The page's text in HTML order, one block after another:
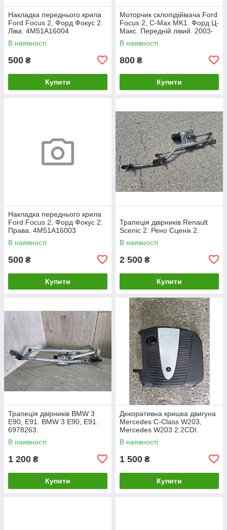
Накладка переднього крила
Ford Focus 2, Форд Фокус 2.
Ліва. 4M51A16004
В наявності
500 ₴
Купити
Моторчик склопідіймача Ford
Focus 2, C-Max MK1. Форд Ц-
Макс. Передній лівий. 2003-
2007. 981405110.
В наявності
800 ₴
Купити
Накладка переднього крила
Ford Focus 2, Форд Фокус 2.
Права. 4M51A16003
В наявності
500 ₴
Купити
Трапеція двірників Renault
Scenic 2. Рено Сценік 2.
В наявності
2 500 ₴
Купити
Трапеція двірників BMW 3
E90, E91. BMW 3 Е90, Е91.
6978263.
В наявності
1 200 ₴
Купити
Декоративна кришка двигуна
Mercedes C-Class W203,
Mercedes W203 2.2CDI.
A6460100467.
В наявності
1 500 ₴
Купити